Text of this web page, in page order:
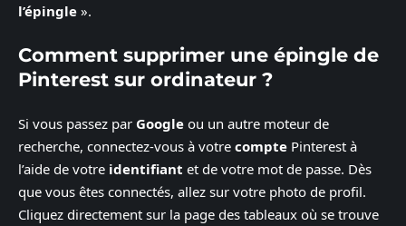
l’épingle ».
Comment supprimer une épingle de
Pinterest sur ordinateur ?
Si vous passez par Google ou un autre moteur de
recherche, connectez-vous à votre compte Pinterest à
l’aide de votre identifiant et de votre mot de passe. Dès
que vous êtes connectés, allez sur votre photo de profil.
Cliquez directement sur la page des tableaux où se trouve